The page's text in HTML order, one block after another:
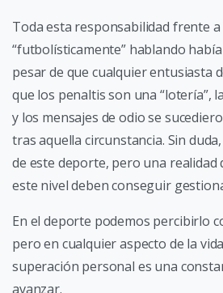
Toda esta responsabilidad frente a
“futbolísticamente” hablando había
pesar de que cualquier entusiasta
que los penaltis son una “lotería”,
y los mensajes de odio se
tras aquella circunstancia. Sin
de este deporte, pero una realidad
este nivel deben conseguir
En el deporte podemos percibirlo
pero en cualquier aspecto de la
superación personal es una
avanzar.